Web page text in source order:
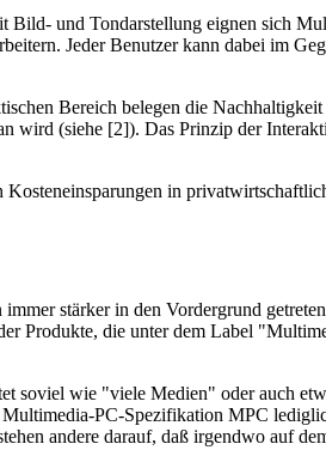
und Tondarstellung eignen sich
Jeder Benutzer kann dabei im
Bereich belegen die
wird (siehe [2]). Das Prinzip der
in
stärker in den Vordergrund
Produkte, die unter dem Label
soviel wie "viele Medien" oder auch
PC-Spezifikation MPC
andere darauf, daß irgendwo auf